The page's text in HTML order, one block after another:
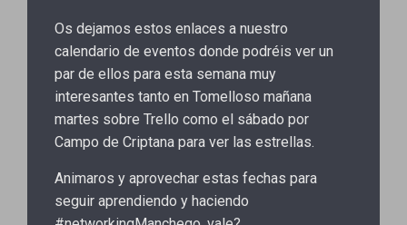
Os dejamos estos enlaces a nuestro
calendario de eventos donde podréis ver un
par de ellos para esta semana muy
interesantes tanto en Tomelloso mañana
martes sobre Trello como el sábado por
Campo de Criptana para ver las estrellas.
Animaros y aprovechar estas fechas para
seguir aprendiendo y haciendo